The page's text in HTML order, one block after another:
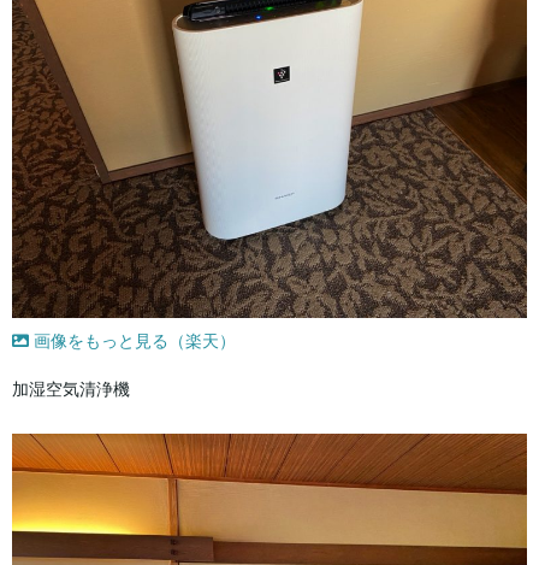
画像をもっと見る（楽天）
加湿空気清浄機